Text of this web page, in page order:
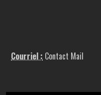
Courriel : Contact Mail